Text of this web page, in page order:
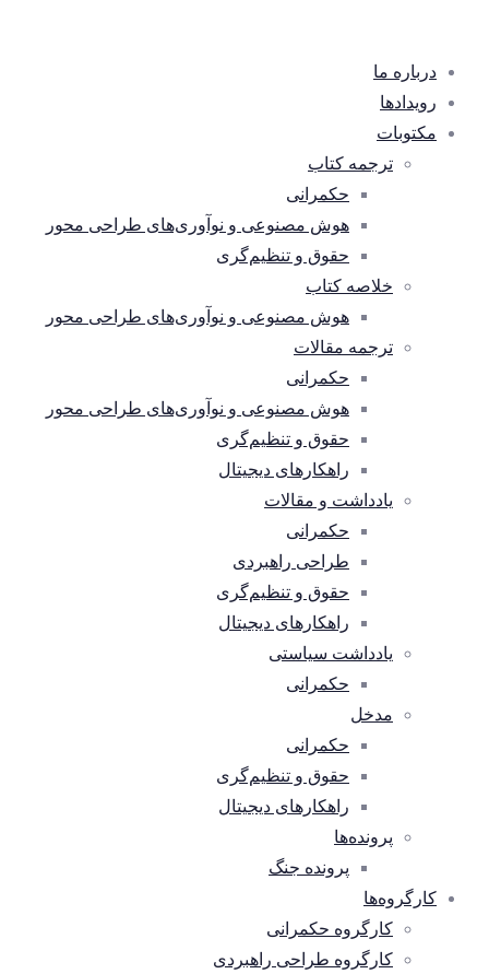
درباره ما
رویدادها
مکتوبات
ترجمه کتاب
حکمرانی
هوش مصنوعی و نوآوری‌های طراحی محور
حقوق و تنظیم‌گری
خلاصه کتاب
هوش مصنوعی و نوآوری‌های طراحی محور
ترجمه مقالات
حکمرانی
هوش مصنوعی و نوآوری‌های طراحی محور
حقوق و تنظیم‌گری
راهکارهای دیجیتال
یادداشت و مقالات
حکمرانی
طراحی راهبردی
حقوق و تنظیم‌گری
راهکارهای دیجیتال
یادداشت سیاستی
حکمرانی
مدخل
حکمرانی
حقوق و تنظیم‌گری
راهکارهای دیجیتال
پرونده‌ها
پرونده جنگ
کارگروه‌ها
کارگروه حکمرانی
کارگروه طراحی راهبردی